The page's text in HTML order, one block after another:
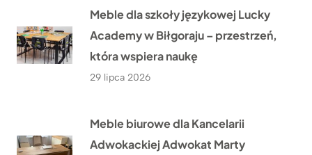
Meble dla szkoły językowej Lucky
Academy w Biłgoraju – przestrzeń,
która wspiera naukę
29 lipca 2026
Meble biurowe dla Kancelarii
Adwokackiej Adwokat Marty